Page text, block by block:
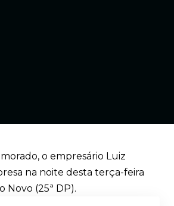
o empresário Luiz
na noite desta terça-feira
Novo (25ª DP).